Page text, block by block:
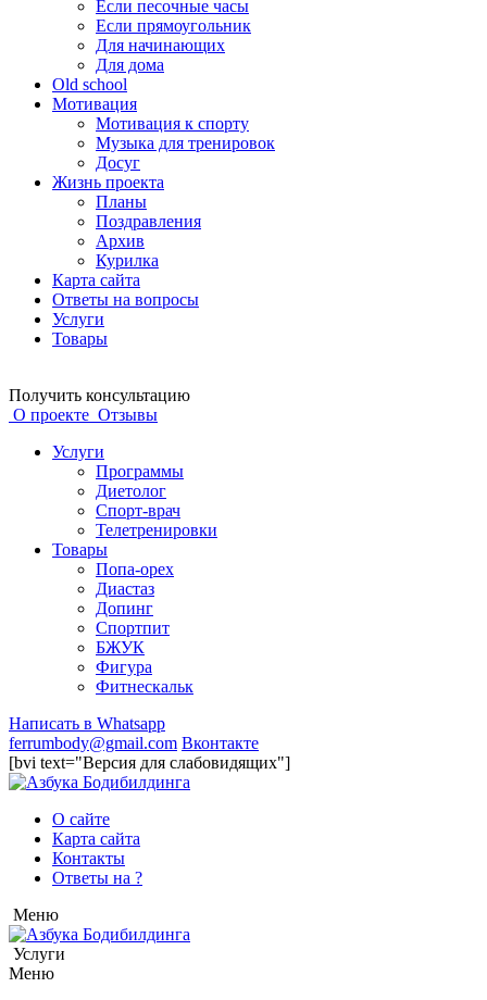
Если песочные часы
Если прямоугольник
Для начинающих
Для дома
Old school
Мотивация
Мотивация к спорту
Музыка для тренировок
Досуг
Жизнь проекта
Планы
Поздравления
Архив
Курилка
Карта сайта
Ответы на вопросы
Услуги
Товары
Получить консультацию
О проекте Отзывы
Услуги
Программы
Диетолог
Спорт-врач
Телетренировки
Товары
Попа-орех
Диастаз
Допинг
Спортпит
БЖУК
Фигура
Фитнескальк
Написать в Whatsapp
ferrumbody@gmail.com Вконтакте
[bvi text="Версия для слабовидящих"]
О сайте
Карта сайта
Контакты
Ответы на ?
Меню
Услуги
Меню